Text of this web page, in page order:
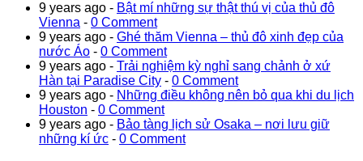
9 years ago - Bật mí những sự thật thú vị của thủ đô
Vienna - 0 Comment
9 years ago - Ghé thăm Vienna – thủ đô xinh đẹp của
nước Áo - 0 Comment
9 years ago - Trải nghiệm kỳ nghỉ sang chảnh ở xứ
Hàn tại Paradise City - 0 Comment
9 years ago - Những điều không nên bỏ qua khi du lịch
Houston - 0 Comment
9 years ago - Bảo tàng lịch sử Osaka – nơi lưu giữ
những kí ức - 0 Comment